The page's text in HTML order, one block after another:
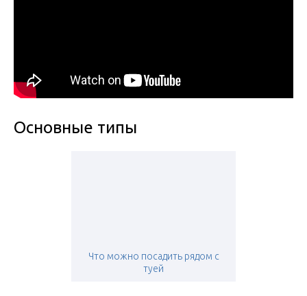
Основные типы
Что можно посадить рядом с
туей